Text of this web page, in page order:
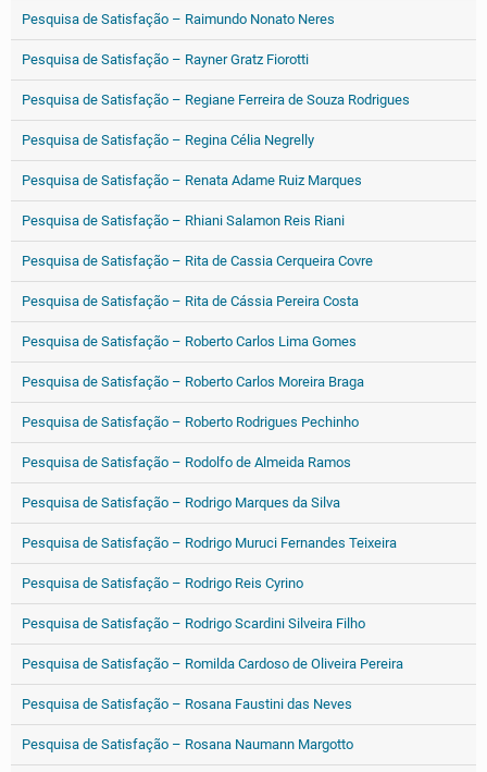
Pesquisa de Satisfação – Raimundo Nonato Neres
Pesquisa de Satisfação – Rayner Gratz Fiorotti
Pesquisa de Satisfação – Regiane Ferreira de Souza Rodrigues
Pesquisa de Satisfação – Regina Célia Negrelly
Pesquisa de Satisfação – Renata Adame Ruiz Marques
Pesquisa de Satisfação – Rhiani Salamon Reis Riani
Pesquisa de Satisfação – Rita de Cassia Cerqueira Covre
Pesquisa de Satisfação – Rita de Cássia Pereira Costa
Pesquisa de Satisfação – Roberto Carlos Lima Gomes
Pesquisa de Satisfação – Roberto Carlos Moreira Braga
Pesquisa de Satisfação – Roberto Rodrigues Pechinho
Pesquisa de Satisfação – Rodolfo de Almeida Ramos
Pesquisa de Satisfação – Rodrigo Marques da Silva
Pesquisa de Satisfação – Rodrigo Muruci Fernandes Teixeira
Pesquisa de Satisfação – Rodrigo Reis Cyrino
Pesquisa de Satisfação – Rodrigo Scardini Silveira Filho
Pesquisa de Satisfação – Romilda Cardoso de Oliveira Pereira
Pesquisa de Satisfação – Rosana Faustini das Neves
Pesquisa de Satisfação – Rosana Naumann Margotto